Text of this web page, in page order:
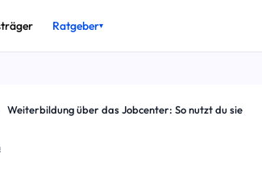
Ratgeber▾
Weiterbildung über das Jobcenter: So nutzt du sie